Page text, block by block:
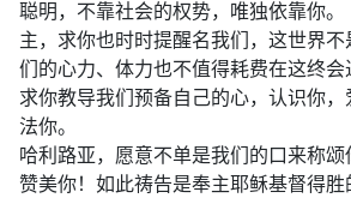
聪明，不靠社会的权势，唯独依靠你。
主，求你也时时提醒名我们，这世界
们的心力、体力也不值得耗费在这终会
求你教导我们预备自己的心，认识你
法你。
哈利路亚，愿意不单是我们的口来称
赞美你！如此祷告是奉主耶稣基督得胜